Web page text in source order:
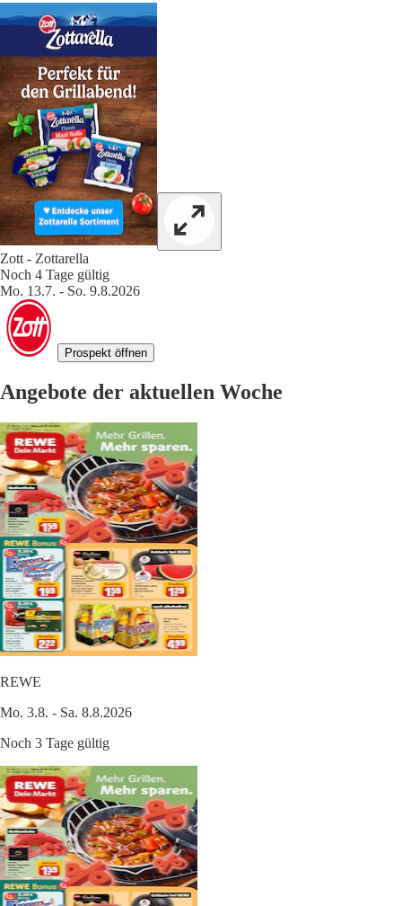
Zott - Zottarella
Noch 4 Tage gültig
Mo. 13.7. - So. 9.8.2026
Prospekt öffnen
Angebote der aktuellen Woche
REWE
Mo. 3.8. - Sa. 8.8.2026
Noch 3 Tage gültig